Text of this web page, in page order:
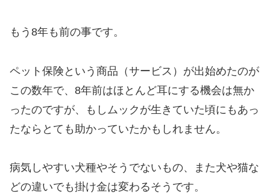
もう8年も前の事です。
ペット保険という商品（サービス）が出始めたのが
この数年で、8年前はほとんど耳にする機会は無か
ったのですが、もしムックが生きていた頃にもあっ
たならとても助かっていたかもしれません。
病気しやすい犬種やそうでないもの、また犬や猫な
どの違いでも掛け金は変わるそうです。